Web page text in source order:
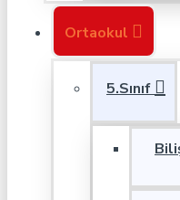
Ortaokul
5.Sınıf